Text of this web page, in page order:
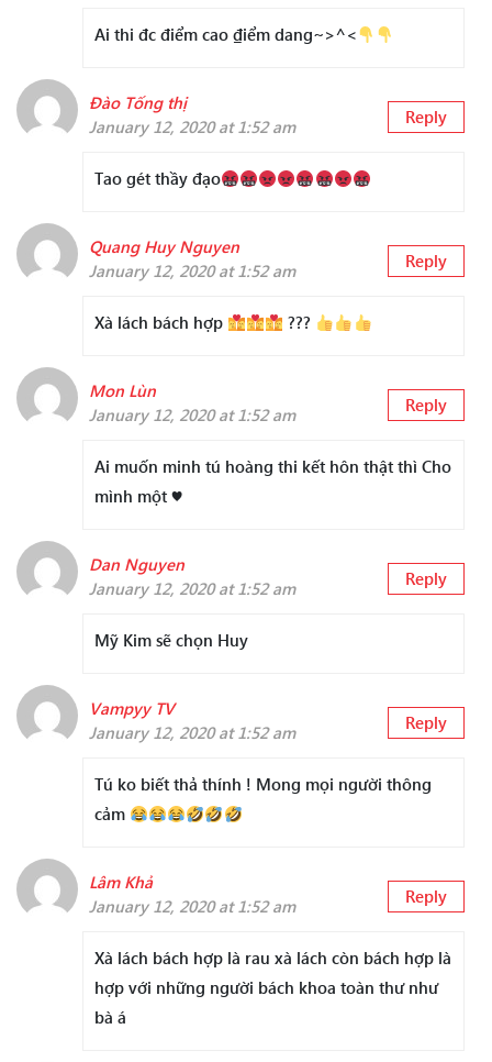
Ai thi đc điểm cao ₫iểm dang~>^<
Đào Tống thị
January 12, 2020 at 1:52 am
Reply
Tao gét thầy đạo
Quang Huy Nguyen
January 12, 2020 at 1:52 am
Reply
Xà lách bách hợp ???
Mon Lùn
January 12, 2020 at 1:52 am
Reply
Ai muốn minh tú hoàng thi kết hôn thật thì Cho
mình một ♥
Dan Nguyen
January 12, 2020 at 1:52 am
Reply
Mỹ Kim sẽ chọn Huy
Vampyy TV
January 12, 2020 at 1:52 am
Reply
Tú ko biết thả thính ! Mong mọi người thông
cảm
Lâm Khả
January 12, 2020 at 1:52 am
Reply
Xà lách bách hợp là rau xà lách còn bách hợp là
hợp với những người bách khoa toàn thư như
bà á